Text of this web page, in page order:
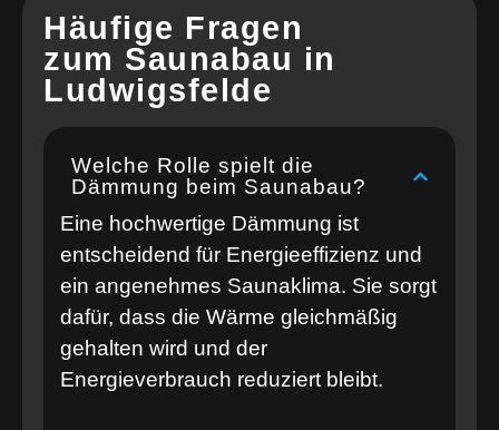
Häufige Fragen
zum Saunabau in
Ludwigsfelde
Welche Rolle spielt die
Dämmung beim Saunabau?
Eine hochwertige Dämmung ist
entscheidend für Energieeffizienz und
ein angenehmes Saunaklima. Sie sorgt
dafür, dass die Wärme gleichmäßig
gehalten wird und der
Energieverbrauch reduziert bleibt.